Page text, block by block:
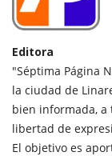
Editora
"Séptima Página
la ciudad de
bien informada, a
libertad de
El objetivo es